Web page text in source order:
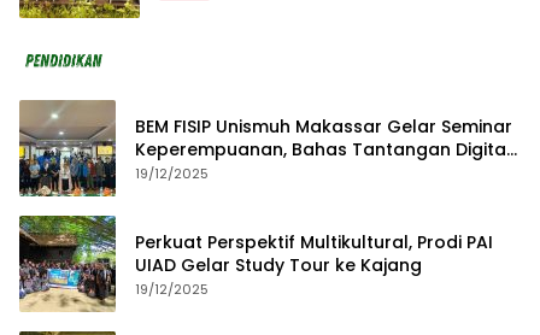
BEM FISIP Unismuh Makassar Gelar Seminar
Keperempuanan, Bahas Tantangan Digital
dan Budaya Lokal
19/12/2025
Perkuat Perspektif Multikultural, Prodi PAI
UIAD Gelar Study Tour ke Kajang
19/12/2025